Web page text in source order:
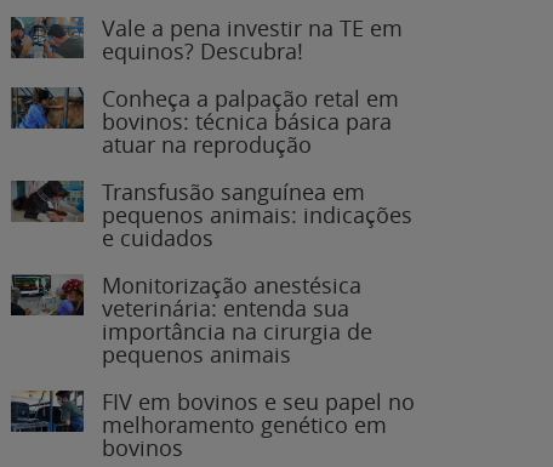
Vale a pena investir na TE em
equinos? Descubra!
Conheça a palpação retal em
bovinos: técnica básica para
atuar na reprodução
Transfusão sanguínea em
pequenos animais: indicações
e cuidados
Monitorização anestésica
veterinária: entenda sua
importância na cirurgia de
pequenos animais
FIV em bovinos e seu papel no
melhoramento genético em
bovinos